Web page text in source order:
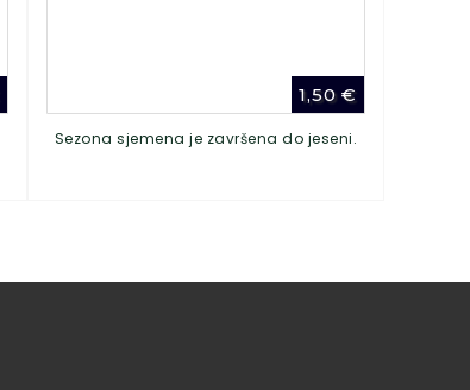
1,50€
Sezona sjemena je završena do jeseni.